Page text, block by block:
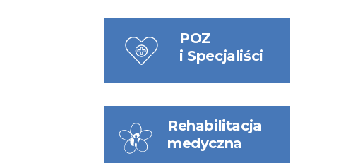
POZ
i Specjaliści
Rehabilitacja
medyczna